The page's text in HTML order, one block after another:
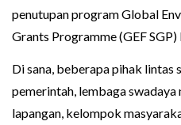
penutupan program Global
Grants Programme (GEF SGP)
Di sana, beberapa pihak lintas
pemerintah, lembaga
lapangan, kelompok